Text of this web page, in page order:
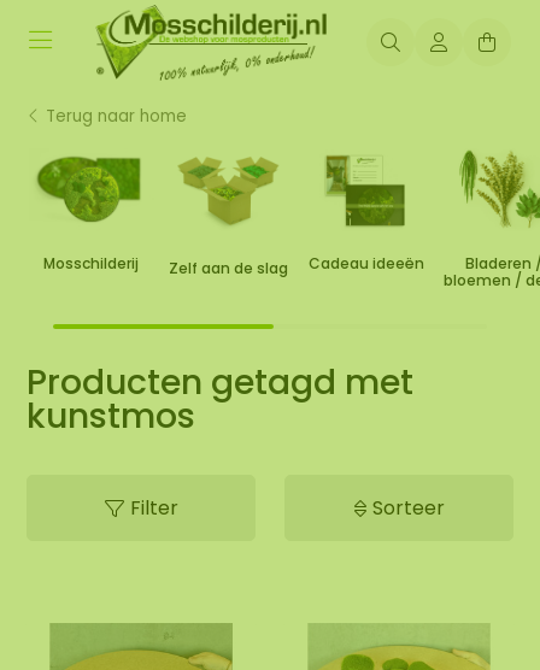
Terug naar home
Mosschilderij Zelf aan de slag Cadeau ideeën
Bladeren
bloemen /
Producten getagd met
kunstmos
Filter Sorteer